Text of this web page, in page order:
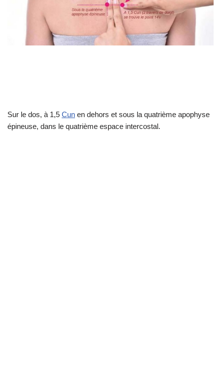
Sur le dos, à 1,5 Cun en dehors et sous la quatrième apophyse
épineuse, dans le quatrième espace intercostal.